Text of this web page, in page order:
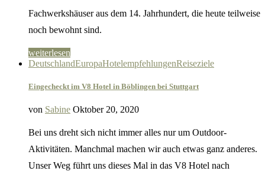
Fachwerkshäuser aus dem 14. Jahrhundert, die heute teilweise
noch bewohnt sind.
weiterlesen
DeutschlandEuropaHotelempfehlungenReiseziele
Eingecheckt im V8 Hotel in Böblingen bei Stuttgart
von Sabine Oktober 20, 2020
Bei uns dreht sich nicht immer alles nur um Outdoor-
Aktivitäten. Manchmal machen wir auch etwas ganz anderes.
Unser Weg führt uns dieses Mal in das V8 Hotel nach